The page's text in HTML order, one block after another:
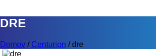
DRE
Domov / Centurion /dre